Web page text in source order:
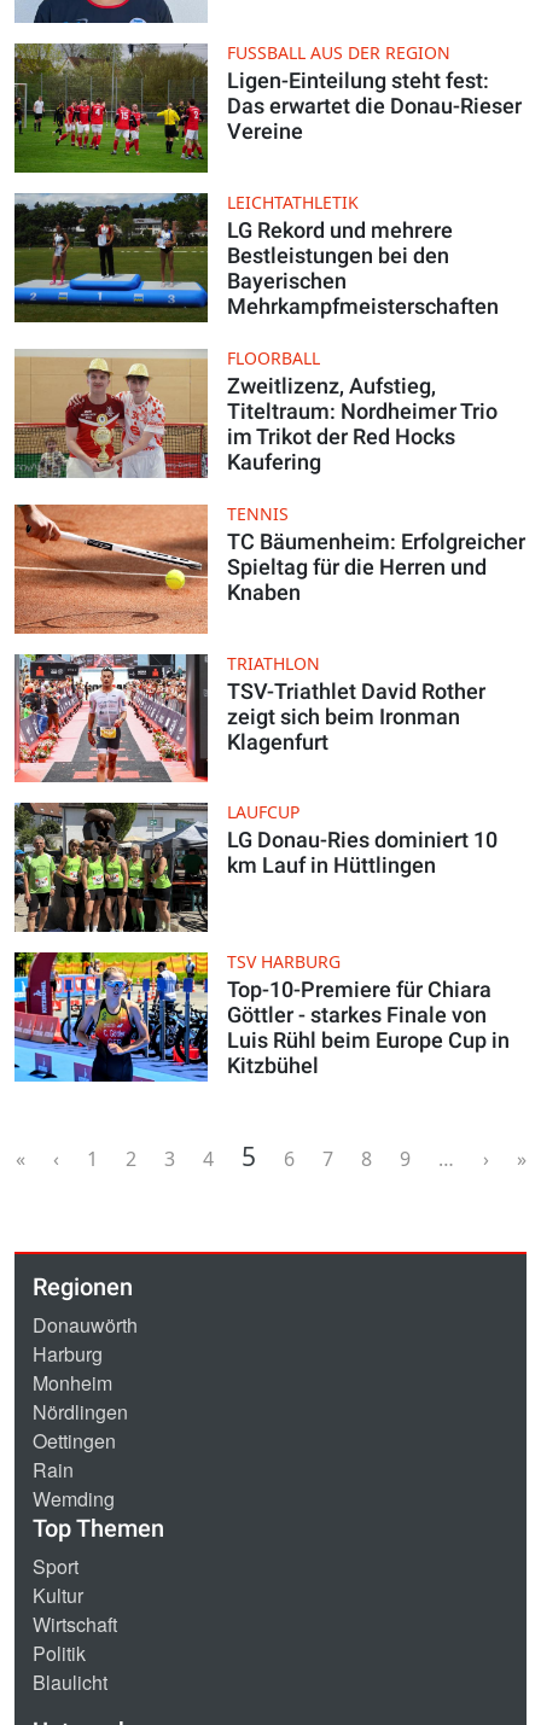
FUSSBALL AUS DER REGION
Ligen-Einteilung steht fest:
Das erwartet die Donau-Rieser
Vereine
LEICHTATHLETIK
LG Rekord und mehrere
Bestleistungen bei den
Bayerischen
Mehrkampfmeisterschaften
FLOORBALL
Zweitlizenz, Aufstieg,
Titeltraum: Nordheimer Trio
im Trikot der Red Hocks
Kaufering
TENNIS
TC Bäumenheim: Erfolgreicher
Spieltag für die Herren und
Knaben
TRIATHLON
TSV-Triathlet David Rother
zeigt sich beim Ironman
Klagenfurt
LAUFCUP
LG Donau-Ries dominiert 10
km Lauf in Hüttlingen
TSV HARBURG
Top-10-Premiere für Chiara
Göttler - starkes Finale von
Luis Rühl beim Europe Cup in
Kitzbühel
Seitennummerierung
«« First
‹‹ Previous
Page
1 Page
2 Page
3 Page
4 Aktuelle Seite
5 Page
6 Page
7 Page
8 Page
9 … ›Next ›
»
Regionen
Donauwörth
Harburg
Monheim
Nördlingen
Oettingen
Rain
Wemding
Top Themen
Sport
Kultur
Wirtschaft
Politik
Blaulicht